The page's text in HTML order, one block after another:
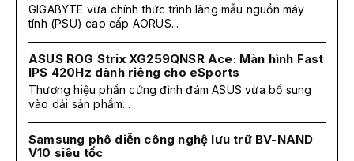
GIGABYTE vừa chính thức trình làng mẫu nguồn máy
tính (PSU) cao cấp AORUS...
ASUS ROG Strix XG259QNSR Ace: Màn hình Fast
IPS 420Hz dành riêng cho eSports
Thương hiệu phần cứng đình đám ASUS vừa bổ sung
vào dải sản phẩm...
Samsung phô diễn công nghệ lưu trữ BV-NAND
V10 siêu tốc